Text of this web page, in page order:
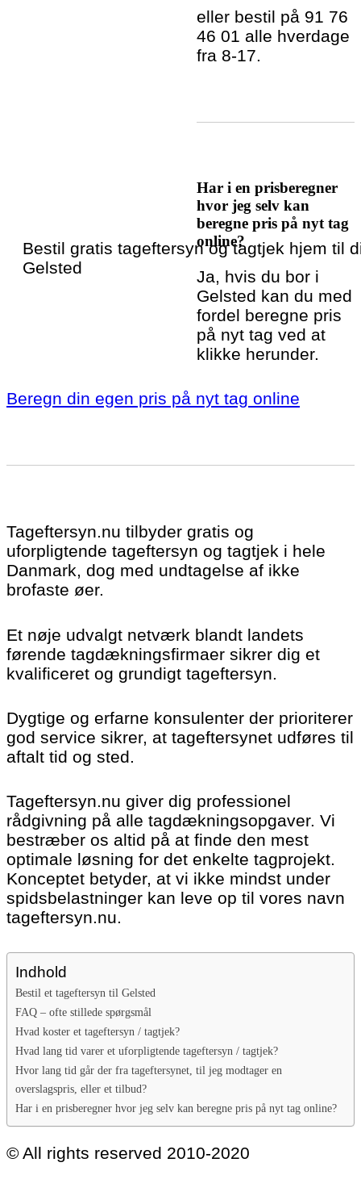
Bestil gratis tageftersyn og tagtjek hjem til
Gelsted
eller bestil på 91 76
46 01 alle hverdage
fra 8-17.
Har i en prisberegner
hvor jeg selv kan
beregne pris på nyt tag
online?
Ja, hvis du bor i
Gelsted kan du med
fordel beregne pris
på nyt tag ved at
klikke herunder.
Beregn din egen pris på nyt tag online
Tageftersyn.nu tilbyder gratis og
uforpligtende tageftersyn og tagtjek i hele
Danmark, dog med undtagelse af ikke
brofaste øer.
Et nøje udvalgt netværk blandt landets
førende tagdækningsfirmaer sikrer dig et
kvalificeret og grundigt tageftersyn.
Dygtige og erfarne konsulenter der prioriterer
god service sikrer, at tageftersynet udføres til
aftalt tid og sted.
Tageftersyn.nu giver dig professionel
rådgivning på alle tagdækningsopgaver. Vi
bestræber os altid på at finde den mest
optimale løsning for det enkelte tagprojekt.
Konceptet betyder, at vi ikke mindst under
spidsbelastninger kan leve op til vores navn
tageftersyn.nu.
Indhold
Bestil et tageftersyn til Gelsted
FAQ – ofte stillede spørgsmål
Hvad koster et tageftersyn / tagtjek?
Hvad lang tid varer et uforpligtende tageftersyn / tagtjek?
Hvor lang tid går der fra tageftersynet, til jeg modtager en
overslagspris, eller et tilbud?
Har i en prisberegner hvor jeg selv kan beregne pris på nyt tag online?
© All rights reserved 2010-2020